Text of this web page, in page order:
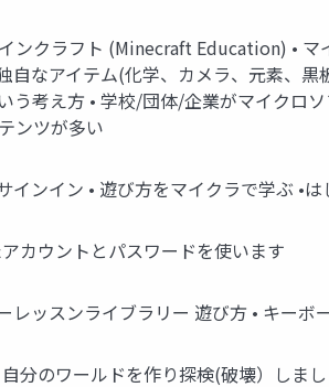
ンクラフト (Minecraft Education) •
自なアイテム(化学、カメラ、元素、
う考え方 • 学校/団体/企業がマイクロ
ンツが多い
インイン • 遊び方をマイクラで学ぶ •
カウントとパスワードを使います
レッスンライブラリー 遊び方 • キー
分のワールドを作り探検(破壊）しまし